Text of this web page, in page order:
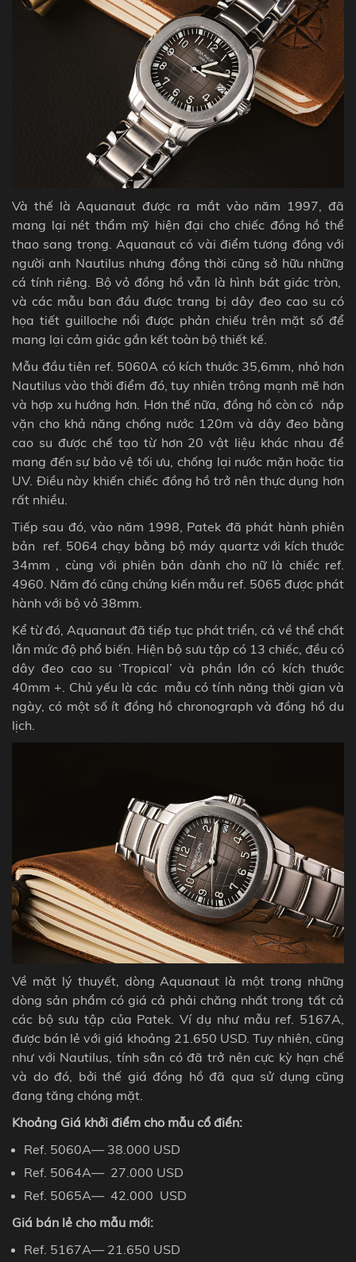
Và thế là Aquanaut được ra mắt vào năm 1997, đã
mang lại nét thẩm mỹ hiện đại cho chiếc đồng hồ thể
thao sang trọng. Aquanaut có vài điểm tương đồng với
người anh Nautilus nhưng đồng thời cũng sở hữu những
cá tính riêng. Bộ vỏ đồng hồ vẫn là hình bát giác tròn,
và các mẫu ban đầu được trang bị dây đeo cao su có
họa tiết guilloche nổi được phản chiếu trên mặt số để
mang lại cảm giác gắn kết toàn bộ thiết kế.
Mẫu đầu tiên ref. 5060A có kích thước 35,6mm, nhỏ hơn
Nautilus vào thời điểm đó, tuy nhiên trông mạnh mẽ hơn
và hợp xu hướng hơn. Hơn thế nữa, đồng hồ còn có nắp
vặn cho khả năng chống nước 120m và dây đeo bằng
cao su được chế tạo từ hơn 20 vật liệu khác nhau để
mang đến sự bảo vệ tối ưu, chống lại nước mặn hoặc tia
UV. Điều này khiến chiếc đồng hồ trở nên thực dụng hơn
rất nhiều.
Tiếp sau đó, vào năm 1998, Patek đã phát hành phiên
bản ref. 5064 chạy bằng bộ máy quartz với kích thước
34mm , cùng với phiên bản dành cho nữ là chiếc ref.
4960. Năm đó cũng chứng kiến mẫu ​​ref. 5065 được phát
hành với bộ vỏ 38mm.
Kể từ đó, Aquanaut đã tiếp tục phát triển, cả về thể chất
lẫn mức độ phổ biến. Hiện bộ sưu tập có 13 chiếc, đều có
dây đeo cao su ‘Tropical’ và phần lớn có kích thước
40mm +. Chủ yếu là các mẫu có tính năng thời gian và
ngày, có một số ít đồng hồ chronographvà đồng hồ du
lịch.
Về mặt lý thuyết, dòng Aquanaut là một trong những
dòng sản phẩm có giá cả phải chăng nhất trong tất cả
các bộ sưu tập của Patek. Ví dụ như mẫu ref. 5167A,
được bán lẻ với giá khoảng 21.650 USD. Tuy nhiên, cũng
như với Nautilus, tính sẵn có đã trở nên cực kỳ hạn chế
và do đó, bởi thế giá đồng hồ đã qua sử dụng cũng
đang tăng chóng mặt.
Khoảng Giá khởi điểm cho mẫu cổ điển:
Ref. 5060A— 38.000 USD
Ref. 5064A— 27.000 USD
Ref. 5065A— 42.000 USD
Giá bán lẻ cho mẫu mới:
Ref. 5167A— 21.650 USD